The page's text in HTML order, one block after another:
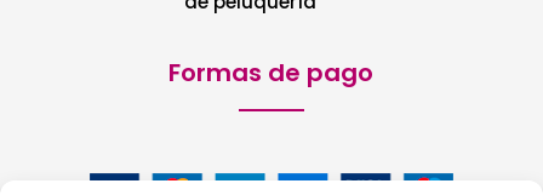
Formas de pago